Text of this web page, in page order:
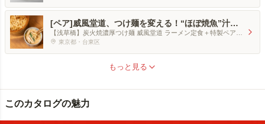
[ペア]威風堂道、つけ麺を変える！“ほぼ焼魚”汁で
すするつけ麺デート（特製セット付）
【浅草橋】炭火焼濃厚つけ麺 威風堂道 ラーメン定食＋特製ペアチ
ケット
東京都・台東区
もっと見る
このカタログの魅力